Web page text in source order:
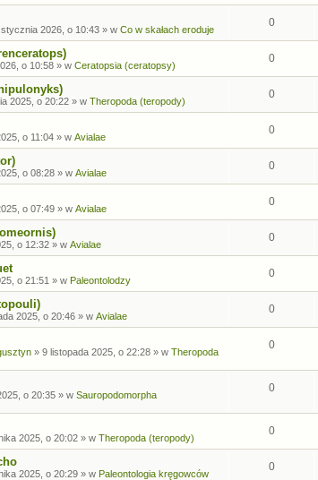
stycznia 2026, o 10:43 » w Co w skałach eroduje
0
o 10:58 » w Ceratopsia (ceratopsy)
0
2025, o 20:22 » w Theropoda (teropody)
0
o 11:04 » w Avialae
0
o 08:28 » w Avialae
0
o 07:49 » w Avialae
0
o 12:32 » w Avialae
0
o 21:51 » w Paleontolodzy
0
2025, o 20:46 » w Avialae
0
» 9 listopada 2025, o 22:28 » w Theropoda
0
o 20:35 » w Sauropodomorpha
0
2025, o 20:02 » w Theropoda (teropody)
0
2025, o 20:29 » w Paleontologia kręgowców
0